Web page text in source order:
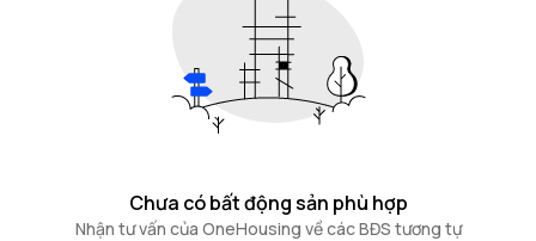
Chưa có bất động sản phù hợp
Nhận tư vấn của OneHousing về các BĐS tương tự